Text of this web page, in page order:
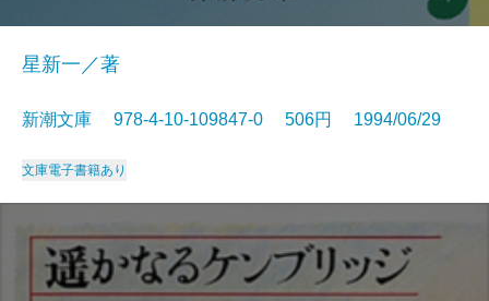
星新一／著
新潮文庫 978-4-10-109847-0 506円 1994/06/29
文庫電子書籍あり